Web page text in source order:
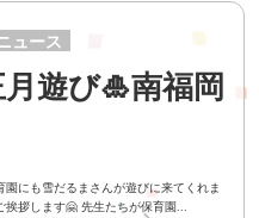
ュース
遊び🎍南福岡
にも雪だるまさんが遊びに来てくれま
拶します🤗 先生たちが保育園...